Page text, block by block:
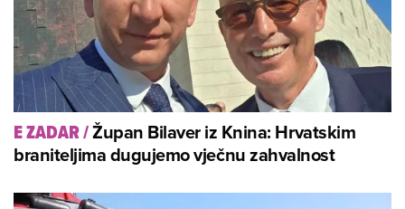
E ZADAR/Župan Bilaver iz Knina: Hrvatskim
braniteljima dugujemo vječnu zahvalnost